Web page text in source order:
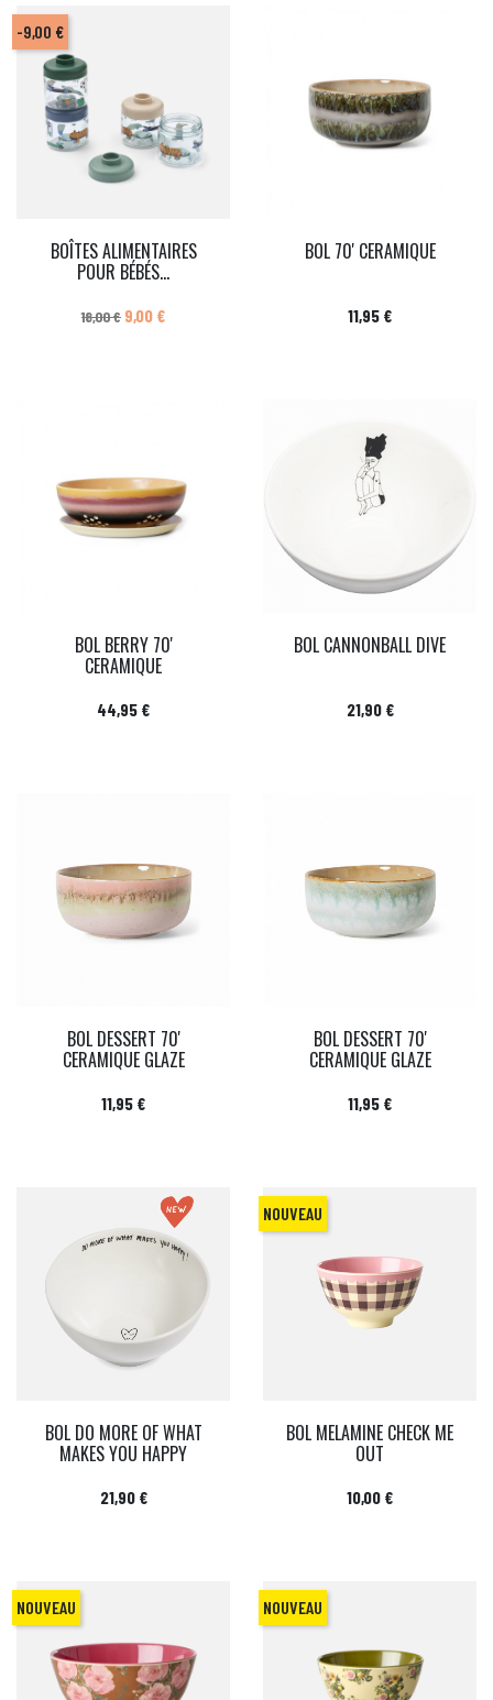
BOÎTES ALIMENTAIRES
POUR BÉBÉS...
Prix de base
18,00 € Prix
9,00 €
-9,00 €
BOL 70' CERAMIQUE
Prix
11,95 €
BOL BERRY 70'
CERAMIQUE
Prix
44,95 €
BOL CANNONBALL DIVE
Prix
21,90 €
BOL DESSERT 70'
CERAMIQUE GLAZE
Prix
11,95 €
BOL DESSERT 70'
CERAMIQUE GLAZE
Prix
11,95 €
BOL DO MORE OF WHAT
MAKES YOU HAPPY
Prix
21,90 €
BOL MELAMINE CHECK ME
OUT
Prix
10,00 €
NOUVEAU
NOUVEAU NOUVEAU